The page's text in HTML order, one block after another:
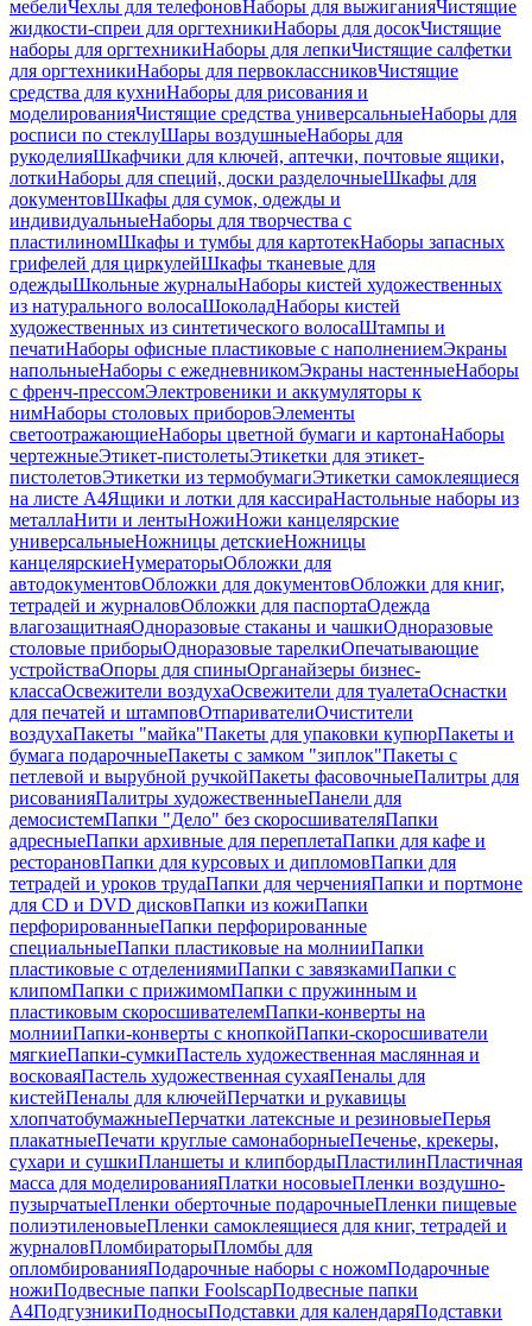
мебелиЧехлы для телефоновНаборы для выжиганияЧистящие
жидкости-спреи для оргтехникиНаборы для досокЧистящие
наборы для оргтехникиНаборы для лепкиЧистящие салфетки
для оргтехникиНаборы для первоклассниковЧистящие
средства для кухниНаборы для рисования и
моделированияЧистящие средства универсальныеНаборы для
росписи по стеклуШары воздушныеНаборы для
рукоделияШкафчики для ключей, аптечки, почтовые ящики,
лоткиНаборы для специй, доски разделочныеШкафы для
документовШкафы для сумок, одежды и
индивидуальныеНаборы для творчества с
пластилиномШкафы и тумбы для картотекНаборы запасных
грифелей для циркулейШкафы тканевые для
одеждыШкольные журналыНаборы кистей художественных
из натурального волосаШоколадНаборы кистей
художественных из синтетического волосаШтампы и
печатиНаборы офисные пластиковые с наполнениемЭкраны
напольныеНаборы с ежедневникомЭкраны настенныеНаборы
с френч-прессомЭлектровеники и аккумуляторы к
нимНаборы столовых приборовЭлементы
светоотражающиеНаборы цветной бумаги и картонаНаборы
чертежныеЭтикет-пистолетыЭтикетки для этикет-
пистолетовЭтикетки из термобумагиЭтикетки самоклеящиеся
на листе А4Ящики и лотки для кассираНастольные наборы из
металлаНити и лентыНожиНожи канцелярские
универсальныеНожницы детскиеНожницы
канцелярскиеНумераторыОбложки для
автодокументовОбложки для документовОбложки для книг,
тетрадей и журналовОбложки для паспортаОдежда
влагозащитнаяОдноразовые стаканы и чашкиОдноразовые
столовые приборыОдноразовые тарелкиОпечатывающие
устройстваОпоры для спиныОрганайзеры бизнес-
классаОсвежители воздухаОсвежители для туалетаОснастки
для печатей и штамповОтпаривателиОчистители
воздухаПакеты "майка"Пакеты для упаковки купюрПакеты и
бумага подарочныеПакеты с замком "зиплок"Пакеты с
петлевой и вырубной ручкойПакеты фасовочныеПалитры для
рисованияПалитры художественныеПанели для
демосистемПапки "Дело" без скоросшивателяПапки
адресныеПапки архивные для переплетаПапки для кафе и
ресторановПапки для курсовых и дипломовПапки для
тетрадей и уроков трудаПапки для черченияПапки и портмоне
для CD и DVD дисковПапки из кожиПапки
перфорированныеПапки перфорированные
специальныеПапки пластиковые на молнииПапки
пластиковые с отделениямиПапки с завязкамиПапки с
клипомПапки с прижимомПапки с пружинным и
пластиковым скоросшивателемПапки-конверты на
молнииПапки-конверты с кнопкойПапки-скоросшиватели
мягкиеПапки-сумкиПастель художественная маслянная и
восковаяПастель художественная сухаяПеналы для
кистейПеналы для ключейПерчатки и рукавицы
хлопчатобумажныеПерчатки латексные и резиновыеПерья
плакатныеПечати круглые самонаборныеПеченье, крекеры,
сухари и сушкиПланшеты и клипбордыПластилинПластичная
масса для моделированияПлатки носовыеПленки воздушно-
пузырчатыеПленки оберточные подарочныеПленки пищевые
полиэтиленовыеПленки самоклеящиеся для книг, тетрадей и
журналовПломбираторыПломбы для
опломбированияПодарочные наборы с ножомПодарочные
ножиПодвесные папки FoolscapПодвесные папки
А4ПодгузникиПодносыПодставки для календаряПодставки